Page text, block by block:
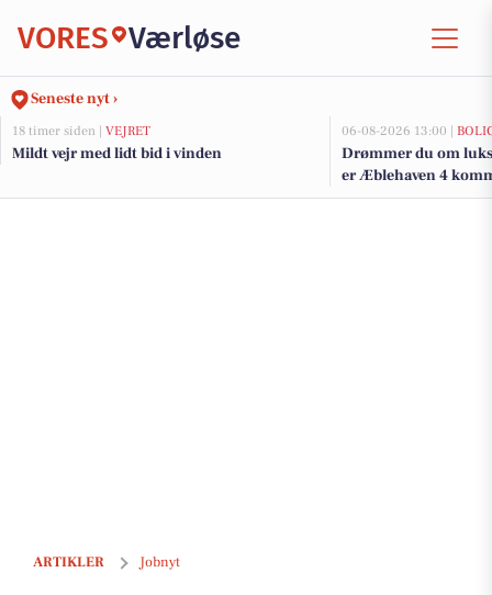
VORES Værløse
Seneste nyt ›
18 timer siden | VEJRET
Mildt vejr med lidt bid i vinden
06-08-2026 13:00 |
Drømmer du om
er Æblehaven 4
de dyreste boliger til
ARTIKLER Jobnyt
Barselsvikariat som administrativ nøgleperson hos Birketoften med